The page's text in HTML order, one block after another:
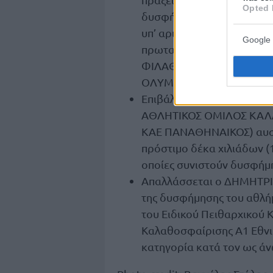
Opted
Google
δυσφήμηση του
υπ’ αριθμ. πρωτ. 120/6-6-
πρωταθλήματος με την
ΦΙΛΑΘΛΩΝ ΠΕΙΡΑΙΩΣ
ΟΛΥΜΠΙΑΚΟΣ ΚΑΕ), που
Επιβάλλει στον ΕΡΓΚΙΝ
ΑΘΛΗΤΙΚΟΣ ΟΜΙΛΟΣ
ΚΑΕ ΠΑΝΑΘΗΝΑΙΚΟΣ)
πρόστιμο δέκα χιλιάδων
οποίες συνιστούν
Απαλλάσσεται ο
της δυσφήμησης του
του Ειδικού
Καλαθοσφαίρισης Α1
κατηγορία κατά τον ως